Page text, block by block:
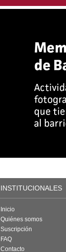
INSTITUCIONALES
Inicio
Quiénes somos
Suscripción
FAQ
Contacto